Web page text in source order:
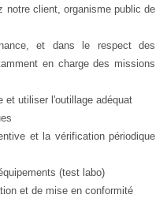
notre client, organisme public de
et dans le respect des
en charge des missions
et utiliser l'outillage adéquat
et la vérification périodique
(test labo)
et de mise en conformité